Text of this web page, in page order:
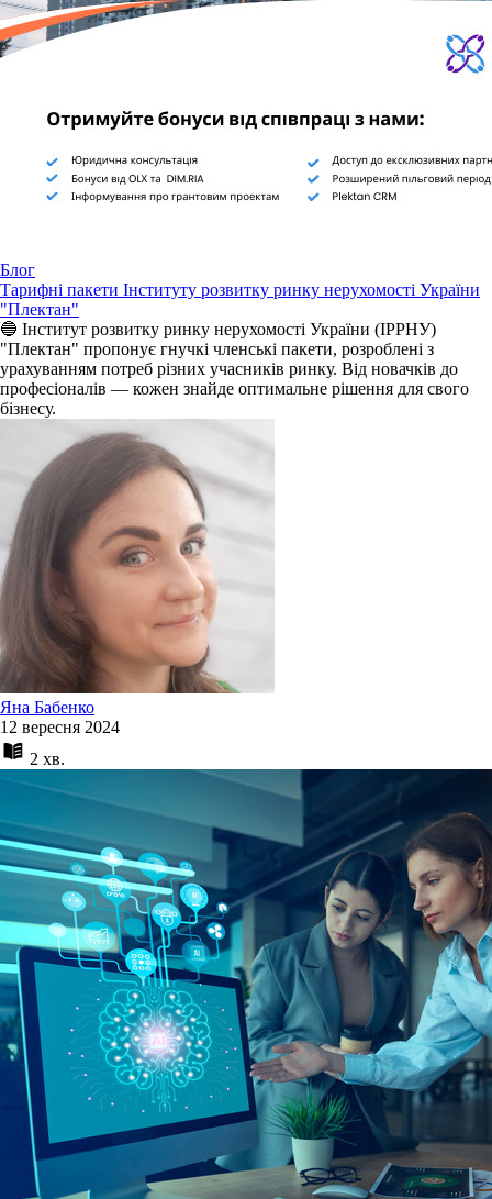
Блог
Тарифні пакети Інституту розвитку ринку нерухомості України
"Плектан"
🔵 Інститут розвитку ринку нерухомості України (ІРРНУ)
"Плектан" пропонує гнучкі членські пакети, розроблені з
урахуванням потреб різних учасників ринку. Від новачків до
професіоналів — кожен знайде оптимальне рішення для свого
бізнесу.
Яна Бабенко
12 вересня 2024
2 хв.